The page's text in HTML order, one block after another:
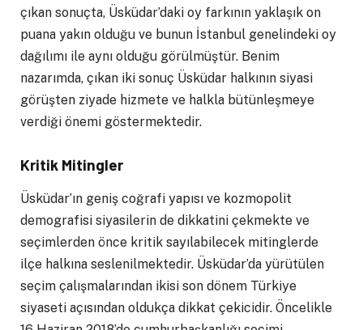
çıkan sonuçta, Üsküdar’daki oy farkının yaklaşık on
puana yakın olduğu ve bunun İstanbul genelindeki oy
dağılımı ile aynı olduğu görülmüştür. Benim
nazarımda, çıkan iki sonuç Üsküdar halkının siyasi
görüşten ziyade hizmete ve halkla bütünleşmeye
verdiği önemi göstermektedir.
Kritik Mitingler
Üsküdar’ın geniş coğrafi yapısı ve kozmopolit
demografisi siyasilerin de dikkatini çekmekte ve
seçimlerden önce kritik sayılabilecek mitinglerde
ilçe halkına seslenilmektedir. Üsküdar’da yürütülen
seçim çalışmalarından ikisi son dönem Türkiye
siyaseti açısından oldukça dikkat çekicidir. Öncelikle